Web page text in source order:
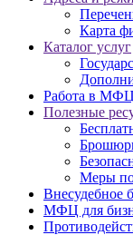
Карта
Каталог услуг
Работа в МФЦ
Полезные
Меры
Внесудебное
МФЦ для